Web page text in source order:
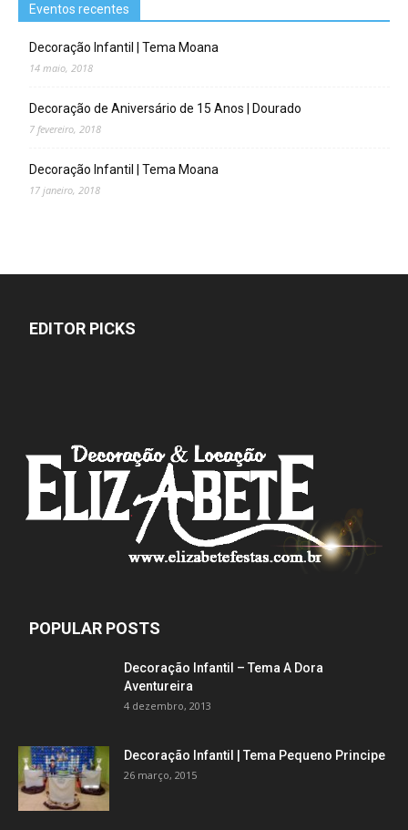
Eventos recentes
Decoração Infantil | Tema Moana
14 maio, 2018
Decoração de Aniversário de 15 Anos | Dourado
7 fevereiro, 2018
Decoração Infantil | Tema Moana
17 janeiro, 2018
EDITOR PICKS
POPULAR POSTS
Decoração Infantil – Tema A Dora
Aventureira
4 dezembro, 2013
Decoração Infantil | Tema Pequeno Principe
26 março, 2015